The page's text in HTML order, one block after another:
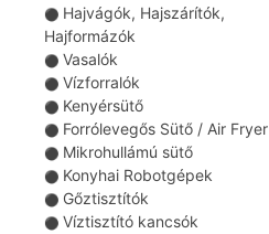
⚫ Hajvágók, Hajszárítók,
Hajformázók
⚫ Vasalók
⚫ Vízforralók
⚫ Kenyérsütő
⚫ Forrólevegős Sütő / Air Fryer
⚫ Mikrohullámú sütő
⚫ Konyhai Robotgépek
⚫ Gőztisztítók
⚫ Víztisztító kancsók